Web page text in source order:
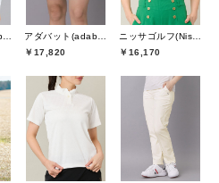
￥17,820
￥16,170